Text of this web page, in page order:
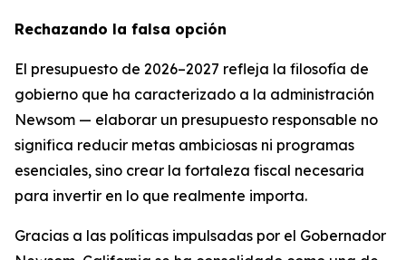
Rechazando la falsa opción
El presupuesto de 2026–2027 refleja la filosofía de
gobierno que ha caracterizado a la administración
Newsom — elaborar un presupuesto responsable no
significa reducir metas ambiciosas ni programas
esenciales, sino crear la fortaleza fiscal necesaria
para invertir en lo que realmente importa.
Gracias a las políticas impulsadas por el Gobernador